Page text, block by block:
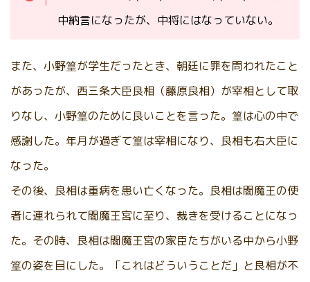
中納言になったが、中将にはなっていない。
また、小野篁が学生だったとき、朝廷に罪を問われたこと
があったが、西三条大臣良相（藤原良相）が宰相として取
りなし、小野篁のために良いことを言った。篁は心の中で
感謝した。年月が過ぎて篁は宰相になり、良相も右大臣に
なった。
その後、良相は重病を患い亡くなった。良相は閻魔王の使
者に連れられて閻魔王宮に至り、裁きを受けることになっ
た。その時、良相は閻魔王宮の家臣たちがいる中から小野
篁の姿を目にした。「これはどういうことだ」と良相が不